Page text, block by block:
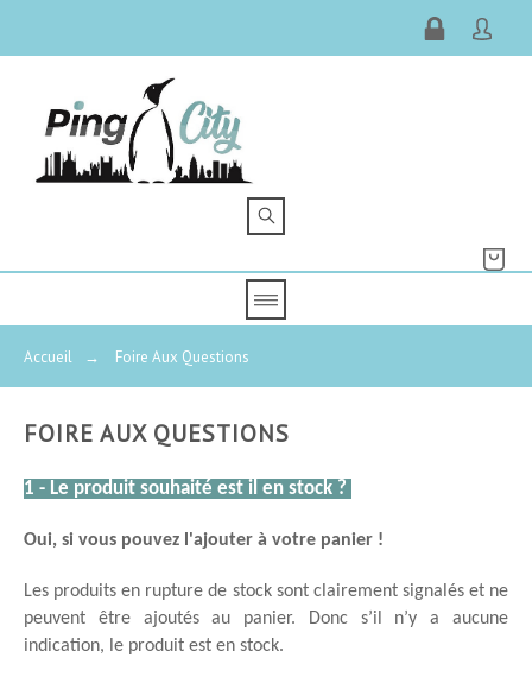
Accueil → Foire Aux Questions
FOIRE AUX QUESTIONS
1 - Le produit souhaité est il en stock ?
Oui, si vous pouvez l'ajouter à votre panier !
Les produits en rupture de stock sont clairement signalés et ne
peuvent être ajoutés au panier. Donc s’il n’y a aucune
indication, le produit est en stock.